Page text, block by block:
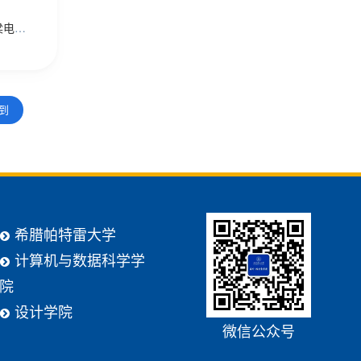
不出国就能拿欧洲名校学位？4+0、双学籍、双学位福建理工大学帕特雷国际工程师学院用技术架起中国与世界的桥梁电气工程及其自动化、信息与计算科学两大专业2025年首次招生！福建理工大学帕特雷国际工程师学院是经教育部批准由福建理工大学与希腊帕特雷大学（University of Patras,Greece）合作举办的非独立法人中外合作办学机构（许可证编号：MOE35GRA02DNR20252479N），致力于培养具有国际视野和全球胜任力的卓越工程师人才。该学...
希腊帕特雷大学
计算机与数据科学学
院
设计学院
微信公众号